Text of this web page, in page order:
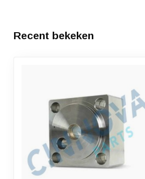
Recent bekeken